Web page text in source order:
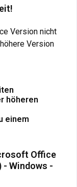
Version nicht
Version
höheren
einem
Office
- Windows -